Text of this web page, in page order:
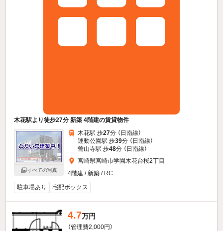
木花駅より徒歩27分 新築 4階建の賃貸物件
すべての写真
木花駅 歩27分 （日南線）
運動公園駅 歩39分 （日南線）
曽山寺駅 歩48分 （日南線）
宮崎県宮崎市学園木花台桜2丁目
4階建 / 新築 / RC
駐車場あり
宅配ボックス
4.7万円
（管理費2,000円）